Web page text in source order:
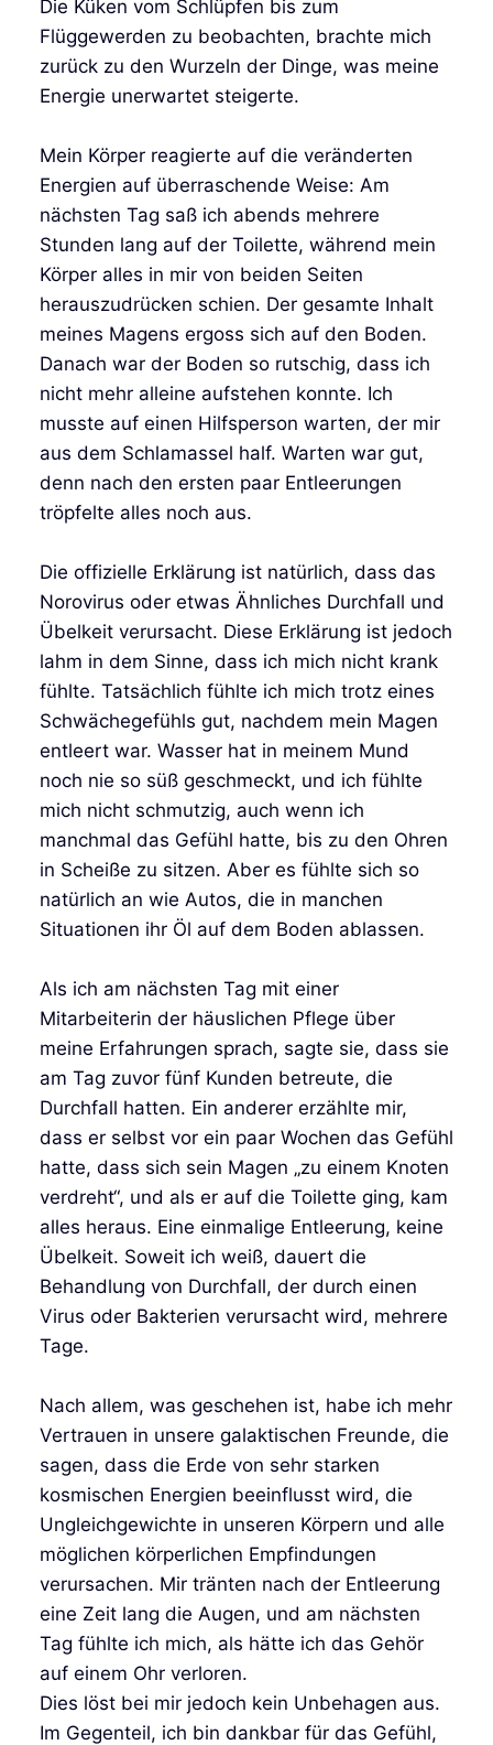
Die Küken vom Schlüpfen bis zum
Flüggewerden zu beobachten, brachte mich
zurück zu den Wurzeln der Dinge, was meine
Energie unerwartet steigerte.
Mein Körper reagierte auf die veränderten
Energien auf überraschende Weise: Am
nächsten Tag saß ich abends mehrere
Stunden lang auf der Toilette, während mein
Körper alles in mir von beiden Seiten
herauszudrücken schien. Der gesamte Inhalt
meines Magens ergoss sich auf den Boden.
Danach war der Boden so rutschig, dass ich
nicht mehr alleine aufstehen konnte. Ich
musste auf einen Hilfsperson warten, der mir
aus dem Schlamassel half. Warten war gut,
denn nach den ersten paar Entleerungen
tröpfelte alles noch aus.
Die offizielle Erklärung ist natürlich, dass das
Norovirus oder etwas Ähnliches Durchfall und
Übelkeit verursacht. Diese Erklärung ist jedoch
lahm in dem Sinne, dass ich mich nicht krank
fühlte. Tatsächlich fühlte ich mich trotz eines
Schwächegefühls gut, nachdem mein Magen
entleert war. Wasser hat in meinem Mund
noch nie so süß geschmeckt, und ich fühlte
mich nicht schmutzig, auch wenn ich
manchmal das Gefühl hatte, bis zu den Ohren
in Scheiße zu sitzen. Aber es fühlte sich so
natürlich an wie Autos, die in manchen
Situationen ihr Öl auf dem Boden ablassen.
Als ich am nächsten Tag mit einer
Mitarbeiterin der häuslichen Pflege über
meine Erfahrungen sprach, sagte sie, dass sie
am Tag zuvor fünf Kunden betreute, die
Durchfall hatten. Ein anderer erzählte mir,
dass er selbst vor ein paar Wochen das Gefühl
hatte, dass sich sein Magen „zu einem Knoten
verdreht“, und als er auf die Toilette ging, kam
alles heraus. Eine einmalige Entleerung, keine
Übelkeit. Soweit ich weiß, dauert die
Behandlung von Durchfall, der durch einen
Virus oder Bakterien verursacht wird, mehrere
Tage.
Nach allem, was geschehen ist, habe ich mehr
Vertrauen in unsere galaktischen Freunde, die
sagen, dass die Erde von sehr starken
kosmischen Energien beeinflusst wird, die
Ungleichgewichte in unseren Körpern und alle
möglichen körperlichen Empfindungen
verursachen. Mir tränten nach der Entleerung
eine Zeit lang die Augen, und am nächsten
Tag fühlte ich mich, als hätte ich das Gehör
auf einem Ohr verloren.
Dies löst bei mir jedoch kein Unbehagen aus.
Im Gegenteil, ich bin dankbar für das Gefühl,